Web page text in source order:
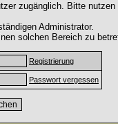
zugänglich. Bitte
Administrator.
solchen Bereich zu
Registrierung
Passwort vergessen